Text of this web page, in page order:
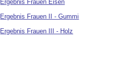
Ergebnis Frauen Eisen
Ergebnis Frauen II - Gummi
Ergebnis Frauen III - Holz